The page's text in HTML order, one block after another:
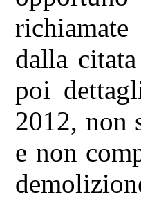
dalla
poi
2012, non
e non